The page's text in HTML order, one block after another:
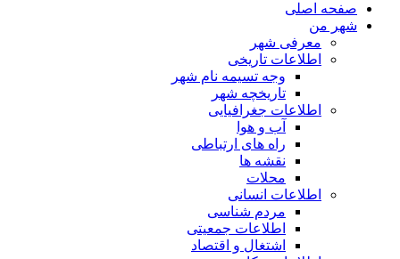
صفحه اصلی
شهر من
معرفی شهر
اطلاعات تاریخی
وجه تسیمه نام شهر
تاریخچه شهر
اطلاعات جغرافیایی
آب و هوا
راه های ارتباطی
نقشه ها
محلات
اطلاعات انسانی
مردم شناسی
اطلاعات جمعیتی
اشتغال و اقتصاد